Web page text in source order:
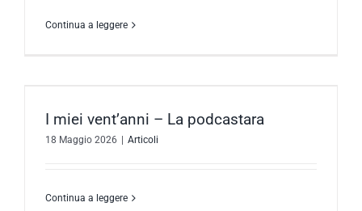
Continua a leggere
I miei vent’anni – La podcastara
18 Maggio 2026 | Articoli
Continua a leggere